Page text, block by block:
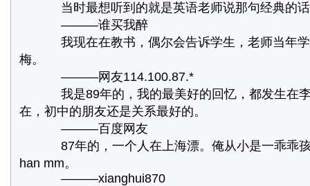
当时最想听到的就是英语老师说那句经典的话
———谁买我醉
我现在在教书，偶尔会告诉学生，老师当年学
梅。
———网友114.100.87.*
我是89年的，我的最美好的回忆，都发生在
在，初中的朋友还是关系最好的。
———百度网友
87年的，一个人在上海漂。俺从小是一乖乖
han mm。
———xianghui870